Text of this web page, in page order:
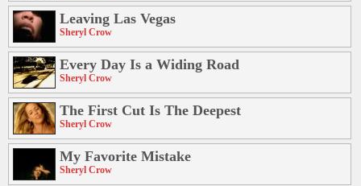
Leaving Las Vegas
Sheryl Crow
Every Day Is a Widing Road
Sheryl Crow
The First Cut Is The Deepest
Sheryl Crow
My Favorite Mistake
Sheryl Crow